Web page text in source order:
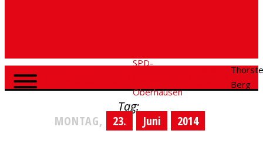
SPD-
Oberhausen
Berg
Tag:
MONTAG,
23. Juni 2014